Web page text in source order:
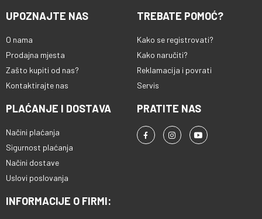
UPOZNAJTE NAS
O nama
Prodajna mjesta
Zašto kupiti od nas?
Kontaktirajte nas
TREBATE POMOĆ?
Kako se registrovati?
Kako naručiti?
Reklamacija i povrati
Servis
PLAĆANJE I DOSTAVA
Načini plaćanja
Sigurnost plaćanja
Načini dostave
Uslovi poslovanja
PRATITE NAS
INFORMACIJE O FIRMI: